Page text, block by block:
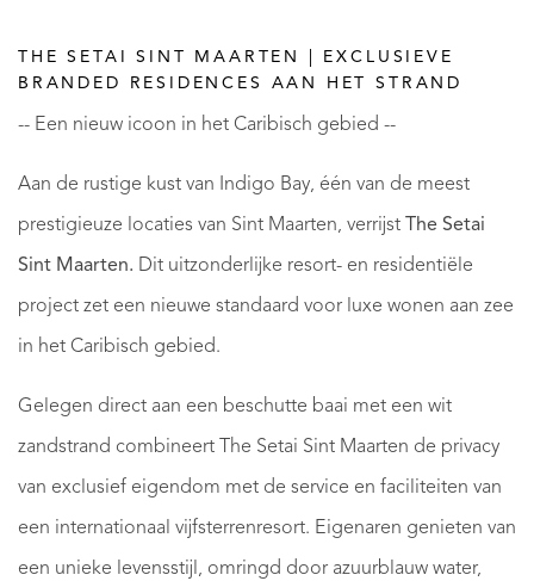
THE SETAI SINT MAARTEN | EXCLUSIEVE
BRANDED RESIDENCES AAN HET STRAND
-- Een nieuw icoon in het Caribisch gebied --
Aan de rustige kust van Indigo Bay, één van de meest
prestigieuze locaties van Sint Maarten, verrijst The Setai
Sint Maarten. Dit uitzonderlijke resort- en residentiële
project zet een nieuwe standaard voor luxe wonen aan zee
in het Caribisch gebied.
Gelegen direct aan een beschutte baai met een wit
zandstrand combineert The Setai Sint Maarten de privacy
van exclusief eigendom met de service en faciliteiten van
een internationaal vijfsterrenresort. Eigenaren genieten van
een unieke levensstijl, omringd door azuurblauw water,